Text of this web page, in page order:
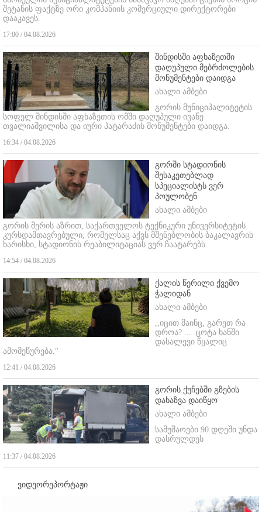
შეტანის ფაქტზე ორი კომპანიის კომერციული დირექტორები
დააკავეს.
17:00 / 04.08.2026
შინდისში აფხაზეთში
დაღუპული მებრძოლების
მონუმენტები დაიდგა
ახალი ამბები
გორის მუნიციპალიტეტის
სოფელ შინდისში აფხაზეთის ომში დაღუპული ივანე
თვალიაშვილისა და იური პატარაძის მონუმენტები დაიდგა.
16:34 / 04.08.2026
გორში სტადიონის
შესაკეთებლად
სპეციალისტს ვერ
პოულობენ
ახალი ამბები
გორის მერის აზრით, საქართველოს ტექნიკური უნივერსიტეტის
კურსდამთავრებული, რომელსაც აქვს მშენებლობის ბაკალავრის
ხარისხი, სტადიონის რეაბილიტაციას ვერ ჩაატარებს.
14:54 / 04.08.2026
ქალის წერილი ქვემო
ჭალიდან
ახალი ამბები
,,იცით მაინც, გარეთ რა
დროა? ... ცოტა ხანში
დასალევი წყალიც
ამომეწურება."
12:41 / 04.08.2026
გორის ქუჩებში გზების
დახაზვა დაიწყო
ახალი ამბები
სამუშაოები 90 დღეში უნდა
დასრულდეს
11:37 / 04.08.2026
ვიდეორეპორტაჟი